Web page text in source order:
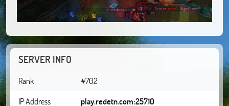
SERVER INFO
Rank
#702
IP Address
play.redetn.com:25710